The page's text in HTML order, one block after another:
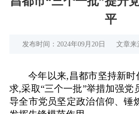
平
发布时间：2024年09月20日 文章来
今年以来,昌都市坚持新
求,采取“三个一批”举措加强党
导全市党员坚定政治信仰、锤